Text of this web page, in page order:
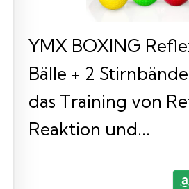
YMX BOXING
Bälle + 2
das Training von
Reaktion und...